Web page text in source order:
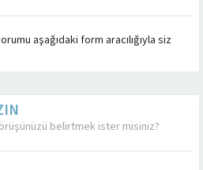
aşağıdaki form aracılığıyla siz
belirtmek ister misiniz?